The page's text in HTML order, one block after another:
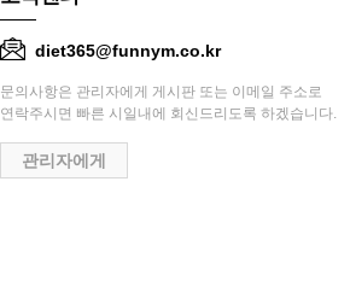
diet365@funnym.co.kr
문의사항은 관리자에게 게시판 또는 이메일 주소로
연락주시면 빠른 시일내에 회신드리도록 하겠습니다.
관리자에게